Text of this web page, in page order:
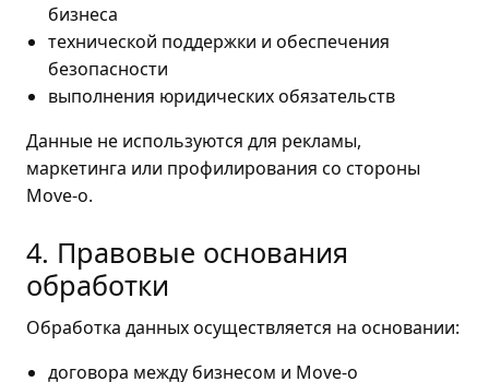
бизнеса
технической поддержки и обеспечения
безопасности
выполнения юридических обязательств
Данные не используются для рекламы,
маркетинга или профилирования со стороны
Move-o.
4. Правовые основания
обработки
Обработка данных осуществляется на основании:
договора между бизнесом и Move-o